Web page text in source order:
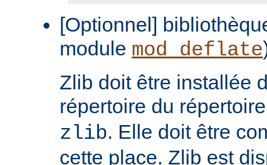
[Optionnel]
module mod_deflate
Zlib doit être installée
répertoire du
zlib. Elle doit être
cette place. Zlib est